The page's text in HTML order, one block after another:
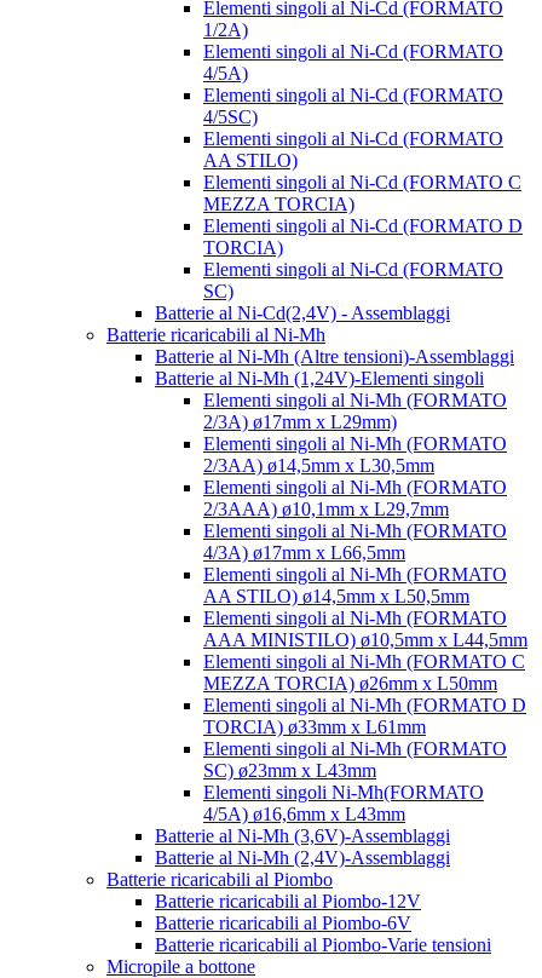
Elementi singoli al Ni-Cd (FORMATO
1/2A)
Elementi singoli al Ni-Cd (FORMATO
4/5A)
Elementi singoli al Ni-Cd (FORMATO
4/5SC)
Elementi singoli al Ni-Cd (FORMATO
AA STILO)
Elementi singoli al Ni-Cd (FORMATO C
MEZZA TORCIA)
Elementi singoli al Ni-Cd (FORMATO D
TORCIA)
Elementi singoli al Ni-Cd (FORMATO
SC)
Batterie al Ni-Cd(2,4V) - Assemblaggi
Batterie ricaricabili al Ni-Mh
Batterie al Ni-Mh (Altre tensioni)-Assemblaggi
Batterie al Ni-Mh (1,24V)-Elementi singoli
Elementi singoli al Ni-Mh (FORMATO
2/3A) ø17mm x L29mm)
Elementi singoli al Ni-Mh (FORMATO
2/3AA) ø14,5mm x L30,5mm
Elementi singoli al Ni-Mh (FORMATO
2/3AAA) ø10,1mm x L29,7mm
Elementi singoli al Ni-Mh (FORMATO
4/3A) ø17mm x L66,5mm
Elementi singoli al Ni-Mh (FORMATO
AA STILO) ø14,5mm x L50,5mm
Elementi singoli al Ni-Mh (FORMATO
AAA MINISTILO) ø10,5mm x L44,5mm
Elementi singoli al Ni-Mh (FORMATO C
MEZZA TORCIA) ø26mm x L50mm
Elementi singoli al Ni-Mh (FORMATO D
TORCIA) ø33mm x L61mm
Elementi singoli al Ni-Mh (FORMATO
SC) ø23mm x L43mm
Elementi singoli Ni-Mh(FORMATO
4/5A) ø16,6mm x L43mm
Batterie al Ni-Mh (3,6V)-Assemblaggi
Batterie al Ni-Mh (2,4V)-Assemblaggi
Batterie ricaricabili al Piombo
Batterie ricaricabili al Piombo-12V
Batterie ricaricabili al Piombo-6V
Batterie ricaricabili al Piombo-Varie tensioni
Micropile a bottone